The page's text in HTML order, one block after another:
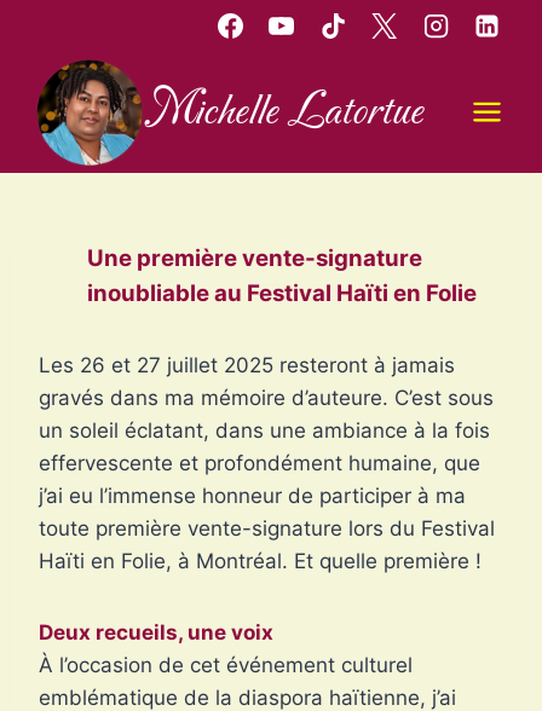
contenu
Michelle Latortue
Une première vente-signature
inoubliable au Festival Haïti en Folie
Les 26 et 27 juillet 2025 resteront à jamais
gravés dans ma mémoire d’auteure. C’est sous
un soleil éclatant, dans une ambiance à la fois
effervescente et profondément humaine, que
j’ai eu l’immense honneur de participer à ma
toute première vente-signature lors du Festival
Haïti en Folie, à Montréal. Et quelle première !
Deux recueils, une voix
À l’occasion de cet événement culturel
emblématique de la diaspora haïtienne, j’ai